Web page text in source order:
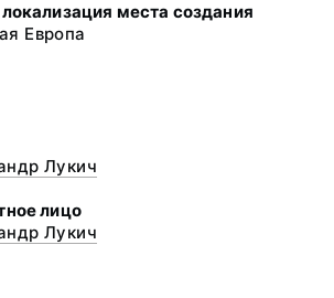
места создания
Европа
Лукич
лицо
Лукич